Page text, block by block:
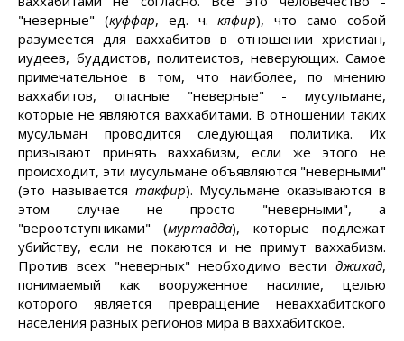
"неверные" (куффар, ед. ч.кяфир), что само собой
разумеется для ваххабитов в отношении христиан,
иудеев, буддистов, политеистов, неверующих. Самое
примечательное в том, что наиболее, по мнению
ваххабитов, опасные "неверные" - мусульмане,
которые не являются ваххабитами. В отношении таких
мусульман проводится следующая политика. Их
призывают принять ваххабизм, если же этого не
происходит, эти мусульмане объявляются "неверными"
(это называется такфир). Мусульмане оказываются в
этом случае не просто "неверными", а
"вероотступниками" (муртадда), которые подлежат
убийству, если не покаются и не примут ваххабизм.
Против всех "неверных" необходимо вести джихад,
понимаемый как вооруженное насилие, целью
которого является превращение неваххабитского
населения разных регионов мира в ваххабитское.